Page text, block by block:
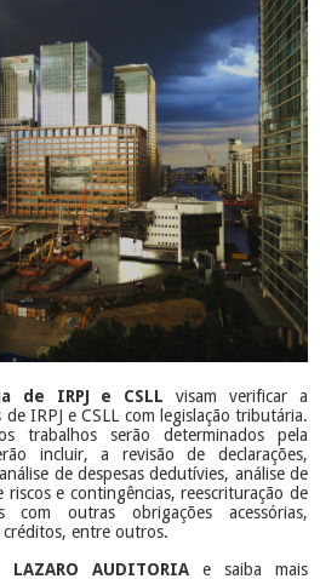
de IRPJ e CSLLvisam verificar a
IRPJ e CSLL com legislação tributária.
trabalhos serão determinados pela
incluir, a revisão de declarações,
de despesas dedutívies, análise de
riscos e contingências, reescrituração de
com outras obrigações acessórias,
entre outros.
LAZARO AUDITORIA e saiba mais